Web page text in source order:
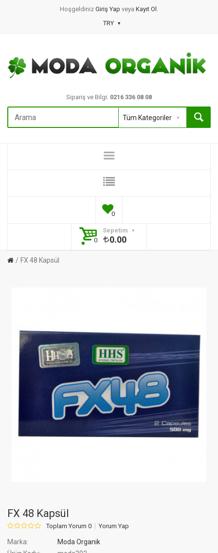
Hoşgeldiniz Giriş Yap veya Kayıt Ol .
TRY
Sipariş ve Bilgi: 0216 336 08 08
0
Sepetim
0
0.00
FX 48 Kapsül
FX 48 Kapsül
Toplam Yorum 0 Yorum Yap
Marka:
Moda Organik